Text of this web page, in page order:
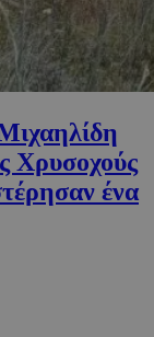
Χρυσοχούς
ένα